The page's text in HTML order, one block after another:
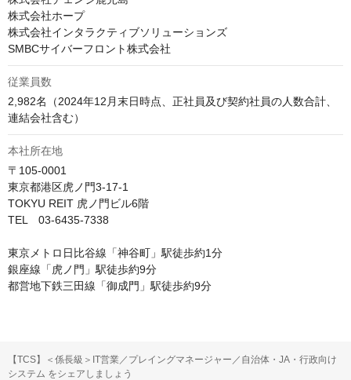
株式会社ホープ
株式会社インタラクティブソリューションズ
SMBCサイバーフロント株式会社
従業員数
2,982名（2024年12月末日時点、正社員及び契約社員の人数合計、
連結会社含む）
本社所在地
〒105-0001
東京都港区虎ノ門3-17-1
TOKYU REIT 虎ノ門ビル6階
TEL　03-6435-7338
東京メトロ日比谷線「神谷町」駅徒歩約1分
銀座線「虎ノ門」駅徒歩約9分
都営地下鉄三田線「御成門」駅徒歩約9分
【TCS】＜係長級＞IT営業／プレイングマネージャー／自治体・JA・行政向け
システム をシェアしましょう